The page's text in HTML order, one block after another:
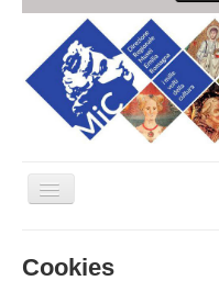
Cambia
navigazione
STRUTTURA
Cookies